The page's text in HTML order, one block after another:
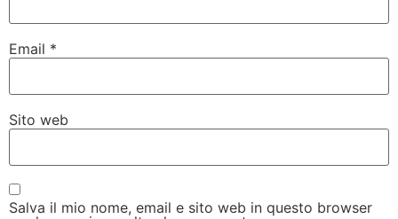
Email *
Sito web
Salva il mio nome, email e sito web in questo browser